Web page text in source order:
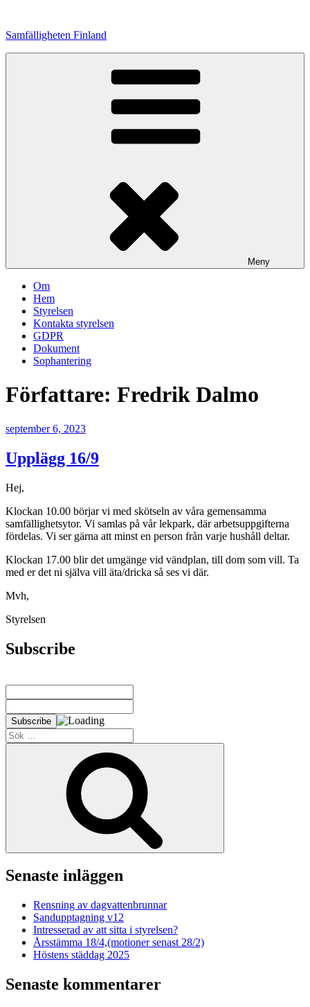
innehåll
Samfälligheten Finland
Meny
Om
Hem
Styrelsen
Kontakta styrelsen
GDPR
Dokument
Sophantering
Författare: Fredrik Dalmo
Publicerat
september 6, 2023
Upplägg 16/9
Hej,
Klockan 10.00 börjar vi med skötseln av våra gemensamma
samfällighetsytor. Vi samlas på vår lekpark, där arbetsuppgifterna
fördelas. Vi ser gärna att minst en person från varje hushåll deltar.
Klockan 17.00 blir det umgänge vid vändplan, till dom som vill. Ta
med er det ni själva vill äta/dricka så ses vi där.
Mvh,
Styrelsen
Subscribe
Sök
efter:
Senaste inläggen
Rensning av dagvattenbrunnar
Sandupptagning v12
Intresserad av att sitta i styrelsen?
Årsstämma 18/4,(motioner senast 28/2)
Höstens städdag 2025
Senaste kommentarer